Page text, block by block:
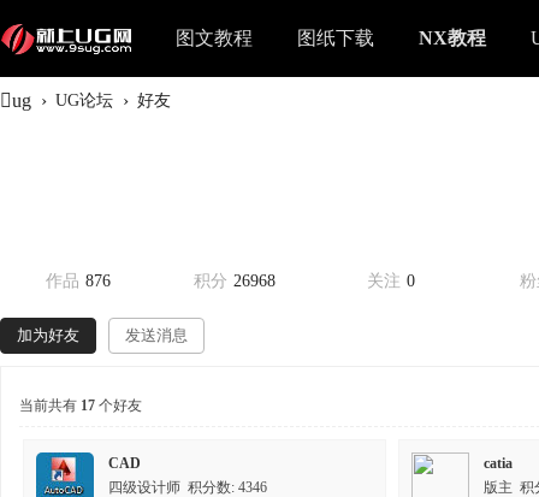
图文教程 图纸下载 NX教程
ug › UG论坛 › 好友
作品 876 积分 26968 关注 0
加为好友 发送消息
当前共有 17 个好友
CAD
四级设计师 积分数: 4346
catia
版主 积